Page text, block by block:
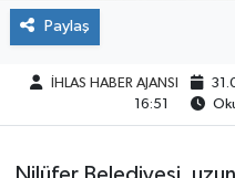
Paylaş
İHLAS HABER AJANSI
16:51